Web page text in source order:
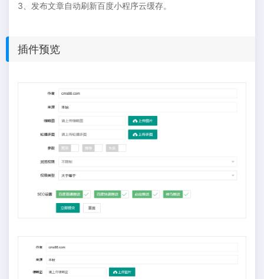
3、发布文章自动刷新百度小程序云缓存。
插件预览